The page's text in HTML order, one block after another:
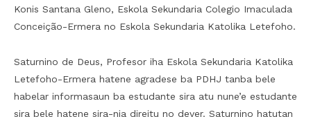
Konis Santana Gleno, Eskola Sekundaria Colegio Imaculada
Conceição-Ermera no Eskola Sekundaria Katolika Letefoho.
Saturnino de Deus, Profesor iha Eskola Sekundaria Katolika
Letefoho-Ermera hatene agradese ba PDHJ tanba bele
habelar informasaun ba estudante sira atu nune’e estudante
sira bele hatene sira-nia direitu no dever. Saturnino hatutan